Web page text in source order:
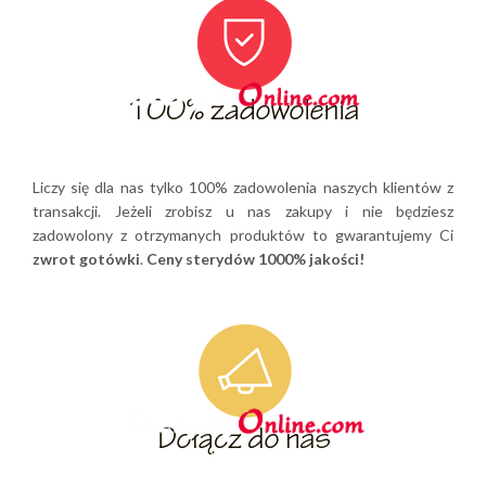
Liczy się dla nas tylko 100% zadowolenia naszych klientów z
transakcji. Jeżeli zrobisz u nas zakupy i nie będziesz
zadowolony z otrzymanych produktów to gwarantujemy Ci
zwrot gotówki. Ceny sterydów 1000% jakości!